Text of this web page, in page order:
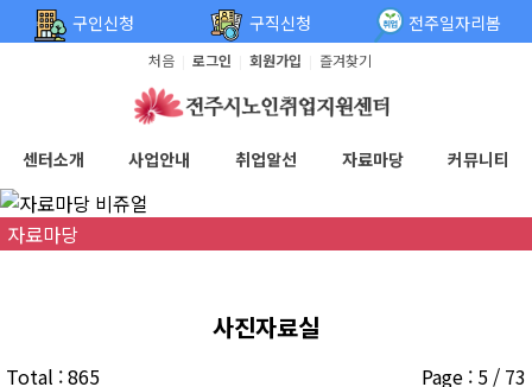
탑메뉴 바로가기
본문 바로가기
구인신청 구직신청 전주일자리봄
처음 로그인 회원가입 즐겨찾기
센터소개 사업안내 취업알선 자료마당 커뮤니티
자료마당
사진자료실
Total : 865 Page : 5 / 73